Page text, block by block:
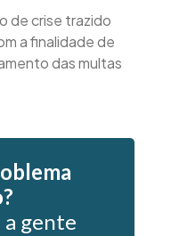
de crise trazido
a finalidade de
das multas
a gente